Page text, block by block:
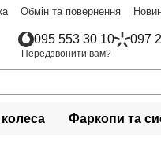
Обмін та повернення
095 553 30 10 097
Передзвонити вам?
Фаркопи та